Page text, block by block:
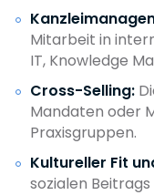
Mitarbeit in
IT, Knowledge
Cross-Selling:
Mandaten oder
Praxisgruppen.
Kultureller Fit
sozialen